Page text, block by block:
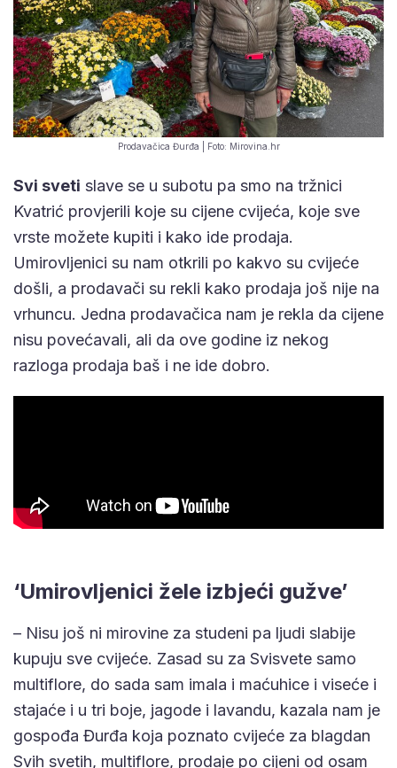
Prodavačica Đurđa | Foto: Mirovina.hr
Svi sveti slave se u subotu pa smo na tržnici
Kvatrić provjerili koje su cijene cvijeća, koje sve
vrste možete kupiti i kako ide prodaja.
Umirovljenici su nam otkrili po kakvo su cvijeće
došli, a prodavači su rekli kako prodaja još nije na
vrhuncu. Jedna prodavačica nam je rekla da cijene
nisu povećavali, ali da ove godine iz nekog
razloga prodaja baš i ne ide dobro.
‘Umirovljenici žele izbjeći gužve’
– Nisu još ni mirovine za studeni pa ljudi slabije
kupuju sve cvijeće. Zasad su za Svisvete samo
multiflore, do sada sam imala i maćuhice i viseće i
stajaće i u tri boje, jagode i lavandu, kazala nam je
gospođa Đurđa koja poznato cvijeće za blagdan
Svih svetih, multiflore, prodaje po cijeni od osam